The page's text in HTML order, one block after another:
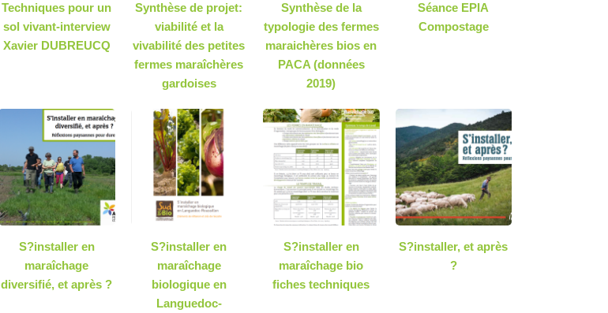
Techniques pour un
sol vivant-interview
Xavier DUBREUCQ
Synthèse de projet:
viabilité et la
vivabilité des petites
fermes maraîchères
gardoises
Synthèse de la
typologie des fermes
maraichères bios en
PACA (données
2019)
Séance EPIA
Compostage
S?installer en
maraîchage
diversifié, et après ?
S?installer en
maraîchage
biologique en
Languedoc-
S?installer en
maraîchage bio
fiches techniques
S?installer, et après
?